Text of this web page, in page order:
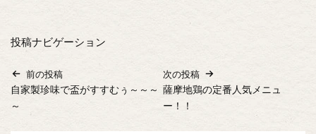
投稿ナビゲーション
前の投稿
自家製珍味で盃がすすむぅ～～～
～
次の投稿
薩摩地鶏の定番人気メニュ
ー！！